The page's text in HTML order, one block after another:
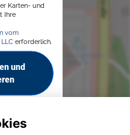
Karten- und
Ihre
vom
erforderlich.
und